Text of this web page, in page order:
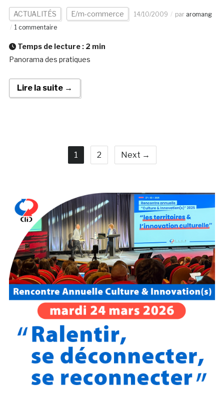
ACTUALITÉS E/m-commerce 14/10/2009 par aromang
1 commentaire
Temps de lecture : 2 min
Panorama des pratiques
Lire la suite →
1 2 Next →